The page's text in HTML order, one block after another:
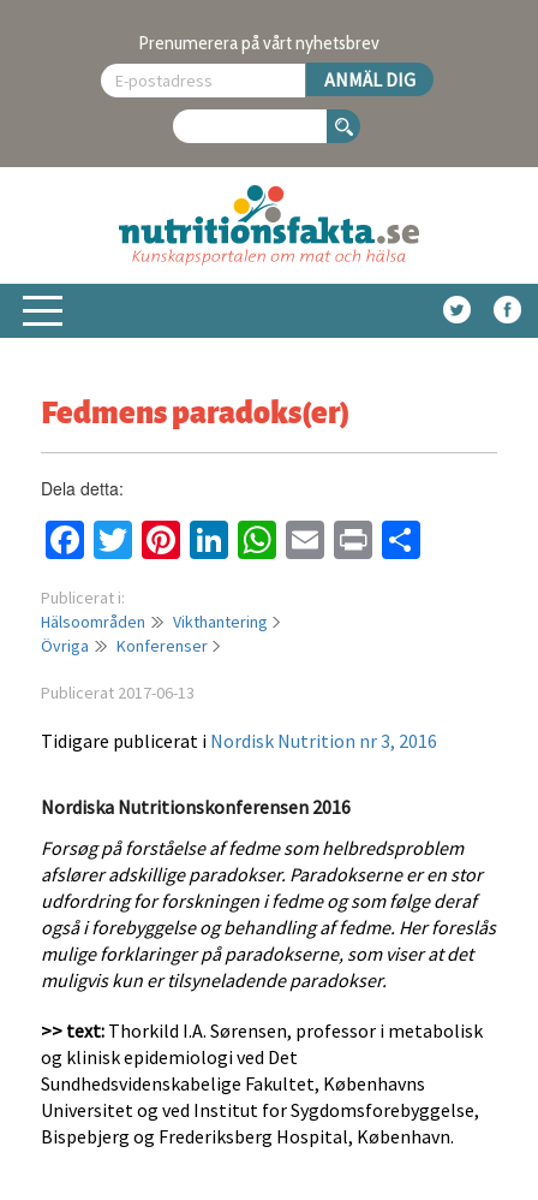
Prenumerera på vårt nyhetsbrev
Fedmens paradoks(er)
Dela detta:
Facebook
Twitter
Pinterest
LinkedIn
WhatsApp
Email
Print
Publicerat i:
Hälsoområden
Vikthantering
Övriga
Konferenser
Publicerat 2017-06-13
Tidigare publicerat i Nordisk Nutrition nr 3, 2016
Nordiska Nutritionskonferensen 2016
Forsøg på forståelse af fedme som helbredsproblem
afslører adskillige paradokser. Paradokserne er en stor
udfordring for forskningen i fedme og som følge deraf
også i forebyggelse og behandling af fedme. Her foreslås
mulige forklaringer på paradokserne, som viser at det
muligvis kun er tilsyneladende paradokser.
>> text: Thorkild I.A. Sørensen, professor i metabolisk
og klinisk epidemiologi ved Det
Sundhedsvidenskabelige Fakultet, Københavns
Universitet og ved Institut for Sygdomsforebyggelse,
Bispebjerg og Frederiksberg Hospital, København.